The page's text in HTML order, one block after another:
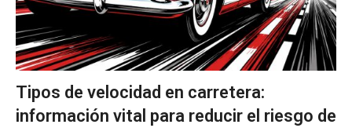
Tipos de velocidad en carretera:
información vital para reducir el riesgo de